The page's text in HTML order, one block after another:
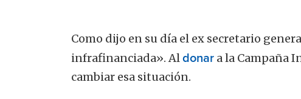
Como dijo en su día el ex secretario
infrafinanciada». Aldonar a la Campaña
cambiar esa situación.